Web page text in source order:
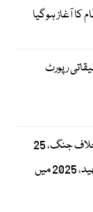
کا آغاز ہوگیا
رپورٹ
خیبرپختونخوا؛ دہشتگردی کے خلاف جنگ، 25
سال میں 2396 پولیس اہلکار شہید، 2025 میں